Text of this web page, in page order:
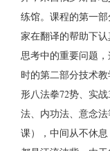
练馆。课程的第一
家在翻译的帮助下
思考中的重要问题
时的第二部分技术
形八法拳72势、实
法、内功法、意念
课），中间从不休